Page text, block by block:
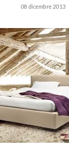
08 dicembre 2013